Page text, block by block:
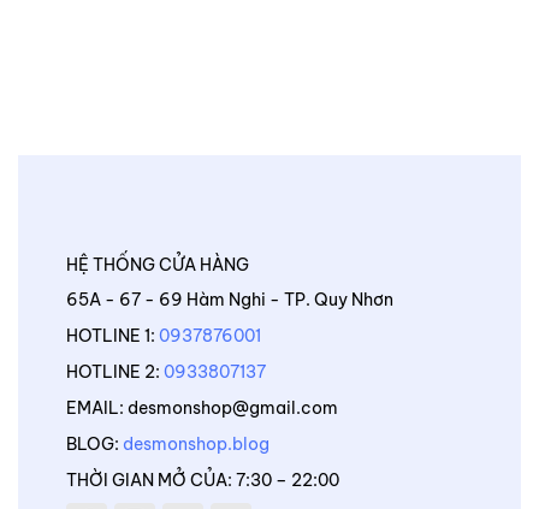
HỆ THỐNG CỬA HÀNG
65A - 67 - 69 Hàm Nghi - TP. Quy Nhơn
HOTLINE 1: 0937876001
HOTLINE 2: 0933807137
EMAIL: desmonshop@gmail.com
BLOG: desmonshop.blog
THỜI GIAN MỞ CỦA: 7:30 – 22:00